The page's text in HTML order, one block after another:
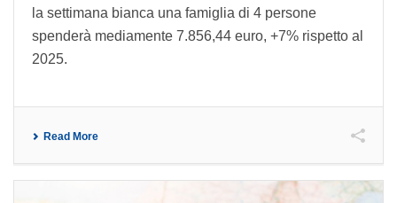
la settimana bianca una famiglia di 4 persone
spenderà mediamente 7.856,44 euro, +7% rispetto al
2025.
Read More